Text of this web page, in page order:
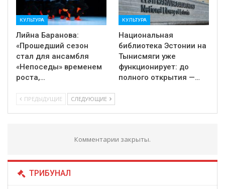
КУЛЬТУРА
Лийна Баранова:
«Прошедший сезон
стал для ансамбля
«Непоседы» временем
роста,…
КУЛЬТУРА
Национальная
библиотека Эстонии на
Тынисмяги уже
функционирует: до
полного открытия —…
ПРЕДЫДУЩИЕ СЛЕДУЮЩИЕ
Комментарии закрыты.
ТРИБУНАЛ